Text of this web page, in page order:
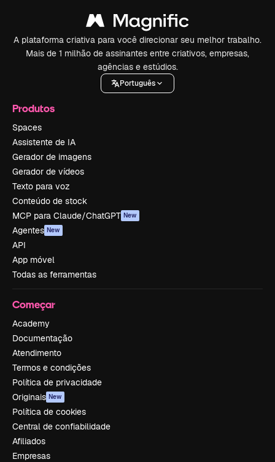
A plataforma criativa para você direcionar seu melhor trabalho.
Mais de 1 milhão de assinantes entre criativos, empresas,
agências e estúdios.
Português
Produtos
Spaces
Assistente de IA
Gerador de imagens
Gerador de vídeos
Texto para voz
Conteúdo de stock
MCP para Claude/ChatGPT New
Agentes New
API
App móvel
Todas as ferramentas
Começar
Academy
Documentação
Atendimento
Termos e condições
Política de privacidade
Originais New
Política de cookies
Central de confiabilidade
Afiliados
Empresas